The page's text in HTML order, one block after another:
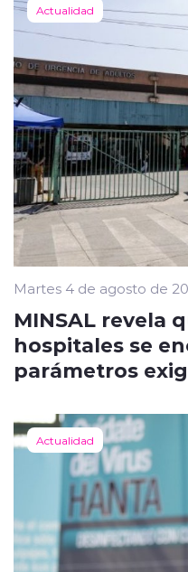
Actualidad
Martes 4 de agosto de
MINSAL revela
hospitales se
parámetros
Actualidad